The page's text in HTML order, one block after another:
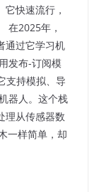
快速流行，
在2025年，
通过它学习机
发布-订阅模
支持模拟、导
器人。这个栈
理从传感器数
一样简单，却